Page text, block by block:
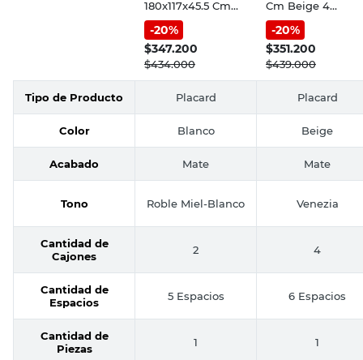
180x117x45.5 Cm
Roble Miel/Blanco
4 Puertas 2
Cajones
Escandinavo
Muebles Gacela
-20%
$347.200
$434.000
Cm Beige 4
Puertas Venezia
PAC170 Dielfe
-20%
$351.200
$439.000
Tipo de Producto Placard Placard
Color Blanco Beige
Acabado Mate Mate
Tono Roble Miel-Blanco Venezia
Cantidad de
Cajones
2 4
Cantidad de
Espacios
5 Espacios 6 Espacios
Cantidad de
Piezas
1 1